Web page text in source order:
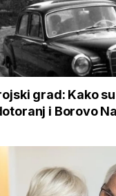
grad: Kako
i Borovo